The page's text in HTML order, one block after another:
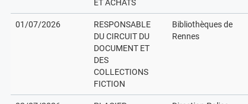
ET ACHATS
01/07/2026
RESPONSABLE
DU CIRCUIT DU
DOCUMENT ET
DES
COLLECTIONS
FICTION
Bibliothèques de
Rennes